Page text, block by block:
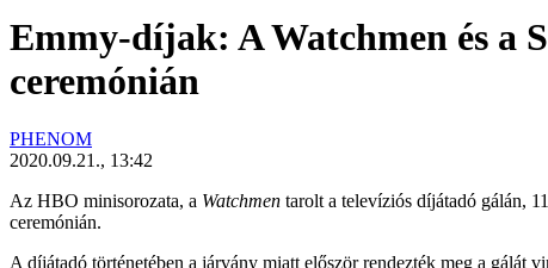
Emmy-díjak: A Watchmen és a
ceremónián
PHENOM
2020.09.21., 13:42
Az HBO minisorozata, a Watchmen tarolt a televíziós díjátadó gálán,
ceremónián.
A díjátadó történetében a járvány miatt először rendezték meg a gálát